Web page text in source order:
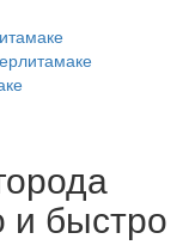
и быстро